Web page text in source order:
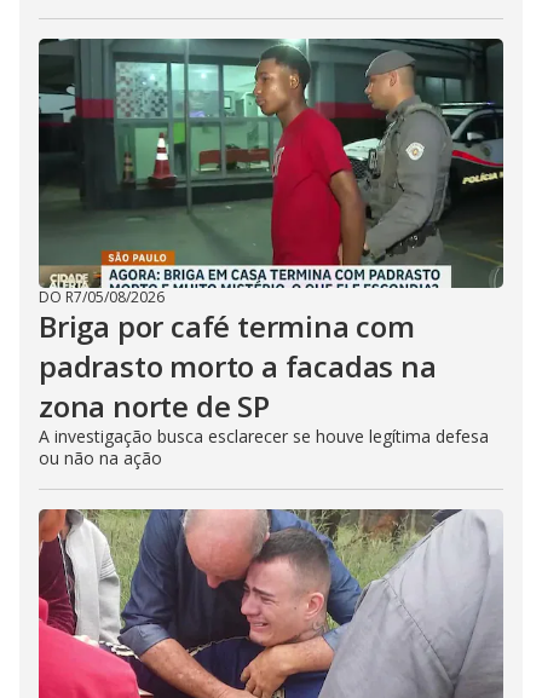
DO R7/05/08/2026
Briga por café termina com
padrasto morto a facadas na
zona norte de SP
A investigação busca esclarecer se houve legítima defesa
ou não na ação